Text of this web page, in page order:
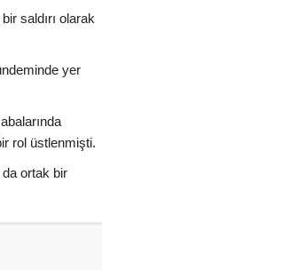
saldırı olarak
yer
rol üstlenmişti.
ortak bir